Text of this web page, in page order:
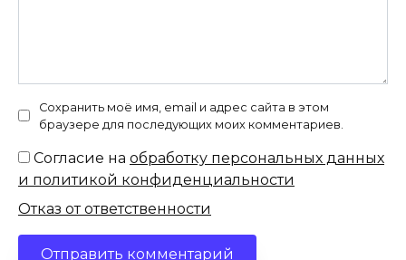
Сохранить моё имя, email и адрес сайта в этом
браузере для последующих моих комментариев.
Согласие на обработку персональных данных
и политикой конфиденциальности
Отказ от ответственности